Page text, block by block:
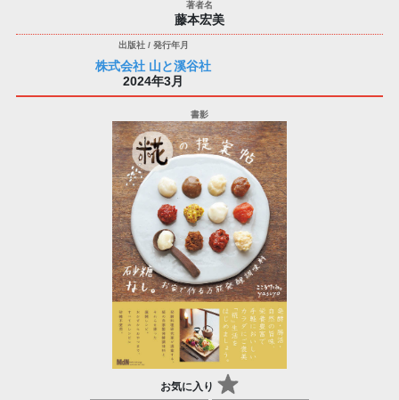
藤本宏美
株式会社 山と溪谷社
2024年3月
お気に入り